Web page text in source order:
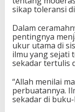
sikap toleransi
Dalam
pentingnya
ukur utama di
ilmu yang sejati
sekadar tertulis
“Allah menilai
perbuatannya.
sekadar di buku-